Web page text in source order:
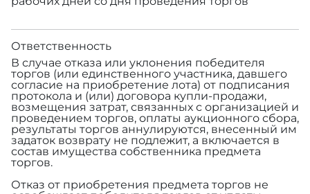
Ответственность
В случае отказа или уклонения победителя
торгов (или единственного участника, давшего
согласие на приобретение лота) от подписания
протокола и (или) договора купли-продажи,
возмещения затрат, связанных с организацией и
проведением торгов, оплаты аукционного сбора,
результаты торгов аннулируются, внесенный им
задаток возврату не подлежит, а включается в
состав имущества собственника предмета
торгов.
Отказ от приобретения предмета торгов не